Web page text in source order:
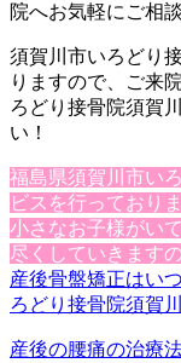
院へお気軽にご相
須賀川市いろどり
りますので、ご来
ろどり接骨院須賀
い！
福島県須賀川市い
ビスを行っており
小さなお子様がい
尽く していきます
産後骨盤矯正はい
ろどり接骨院須賀
産後の腰痛の治療